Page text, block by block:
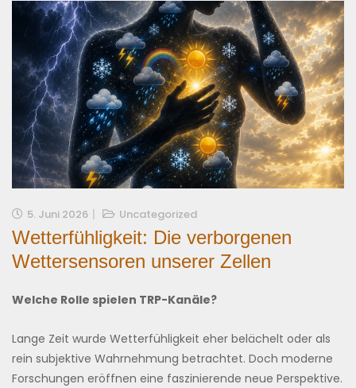
5. Juni 2026 Uncategorized
Wetterfühligkeit: Die verborgenen
Wettersensoren unserer Zellen
Welche Rolle spielen TRP-Kanäle?
Lange Zeit wurde Wetterfühligkeit eher belächelt oder als
rein subjektive Wahrnehmung betrachtet. Doch moderne
Forschungen eröffnen eine faszinierende neue Perspektive.